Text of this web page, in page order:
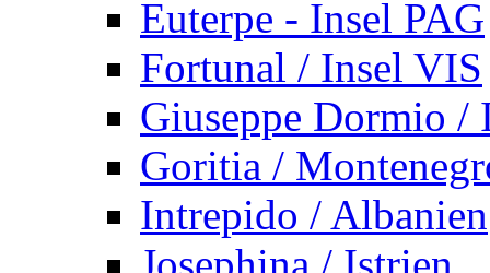
Euterpe - Insel PAG
Fortunal / Insel VIS
Giuseppe Dormio /
Goritia /
Intrepido / Albanien
Josephina / Istrien